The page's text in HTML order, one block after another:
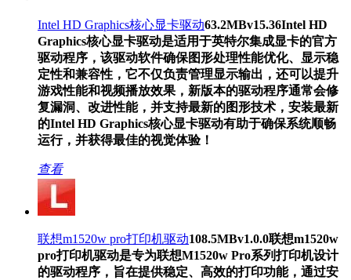
Intel HD Graphics核心显卡驱动63.2MBv15.36Intel HD
Graphics核心显卡驱动是适用于英特尔集成显卡的官方
驱动程序，该驱动软件确保图形处理性能优化、显示稳
定性和兼容性，它不仅负责管理显示输出，还可以提升
游戏性能和视频播放效果，新版本的驱动程序通常会修
复漏洞、改进性能，并支持最新的图形技术，安装最新
的Intel HD Graphics核心显卡驱动有助于确保系统顺畅
运行，并获得最佳的视觉体验！
查看
联想m1520w pro打印机驱动108.5MBv1.0.0联想m1520w
pro打印机驱动是专为联想M1520w Pro系列打印机设计
的驱动程序，旨在提供稳定、高效的打印功能，通过安